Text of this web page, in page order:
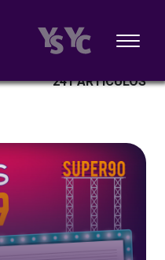
241 ARTÍCULOS